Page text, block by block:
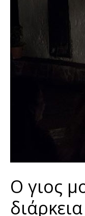
Ο γιος